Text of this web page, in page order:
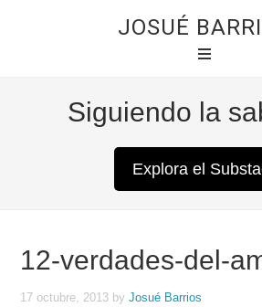
JOSUÉ
Siguiendo la
Explora el
12-verdades-del-
17 octubre, 2013 byJosué Barrios